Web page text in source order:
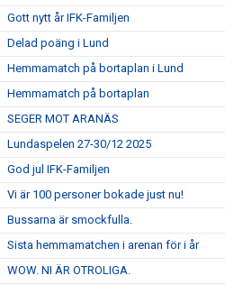
Gott nytt år IFK-Familjen
Delad poäng i Lund
Hemmamatch på bortaplan i Lund
Hemmamatch på bortaplan
SEGER MOT ARANÄS
Lundaspelen 27-30/12 2025
God jul IFK-Familjen
Vi är 100 personer bokade just nu!
Bussarna är smockfulla.
Sista hemmamatchen i arenan för i år
WOW. NI ÄR OTROLIGA.